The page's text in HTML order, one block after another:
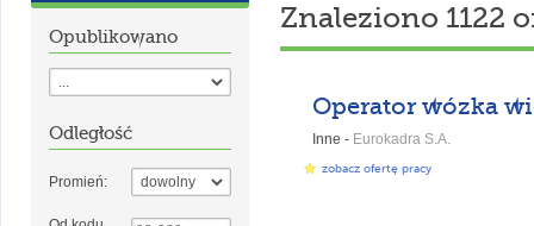
Opublikowano
Odległość
Promień:
Znaleziono 1122
Inne - Eurokadra S.A.
zobacz ofertę pracy